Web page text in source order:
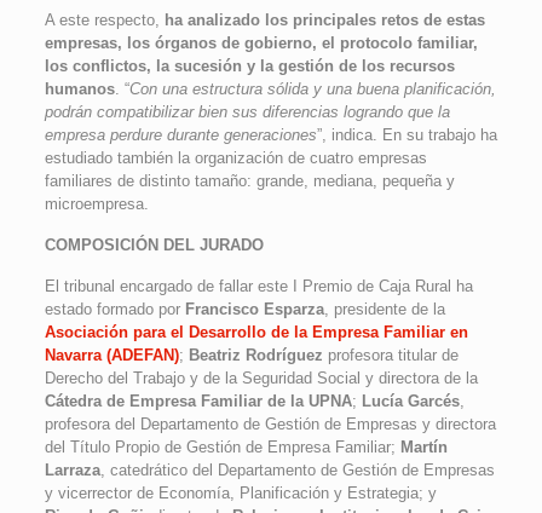
A este respecto, ha analizado los principales retos de estas
empresas, los órganos de gobierno, el protocolo familiar,
los conflictos, la sucesión y la gestión de los recursos
humanos. “Con una estructura sólida y una buena planificación,
podrán compatibilizar bien sus diferencias logrando que la
empresa perdure durante generaciones”, indica. En su trabajo ha
estudiado también la organización de cuatro empresas
familiares de distinto tamaño: grande, mediana, pequeña y
microempresa.
COMPOSICIÓN DEL JURADO
El tribunal encargado de fallar este I Premio de Caja Rural ha
estado formado por Francisco Esparza, presidente de la
Asociación para el Desarrollo de la Empresa Familiar en
Navarra (ADEFAN); Beatriz Rodríguez profesora titular de
Derecho del Trabajo y de la Seguridad Social y directora de la
Cátedra de Empresa Familiar de la UPNA; Lucía Garcés,
profesora del Departamento de Gestión de Empresas y directora
del Título Propio de Gestión de Empresa Familiar; Martín
Larraza, catedrático del Departamento de Gestión de Empresas
y vicerrector de Economía, Planificación y Estrategia; y